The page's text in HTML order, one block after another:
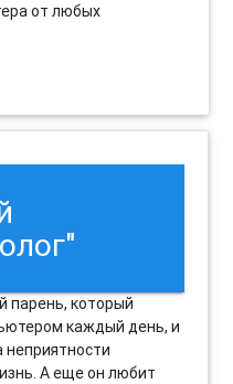
от любых
парень, который
каждый день, и
неприятности
А еще он любит